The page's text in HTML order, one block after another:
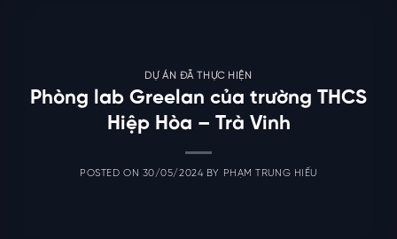
DỰ ÁN ĐÃ THỰC HIỆN
Phòng lab Greelan của trường THCS
Hiệp Hòa – Trà Vinh
POSTED ON 30/05/2024 BY PHẠM TRUNG HIẾU